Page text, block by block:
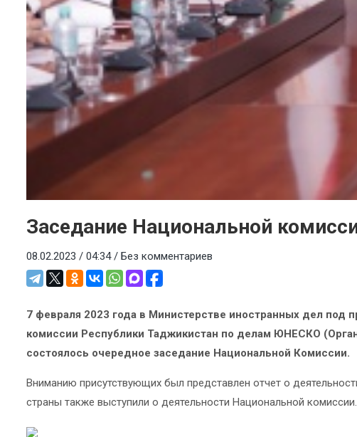
Заседание Национальной
08.02.2023 / 04:34 / Без комментариев
7 февраля 2023 года в Министерстве иностранных дел
комиссии Республики Таджикистан по делам ЮНЕСКО
состоялось очередное заседание Национальной Комиссии.
Вниманию присутствующих был представлен отчет о
страны также выступили о деятельности Национальной комиссии.